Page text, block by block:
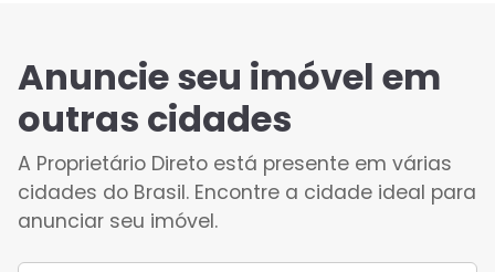
Anuncie seu imóvel em
outras cidades
A Proprietário Direto está presente em várias
cidades do Brasil. Encontre a cidade ideal para
anunciar seu imóvel.